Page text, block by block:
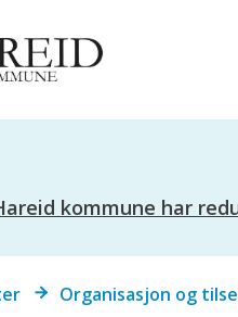
kommune har
Organisasjon og